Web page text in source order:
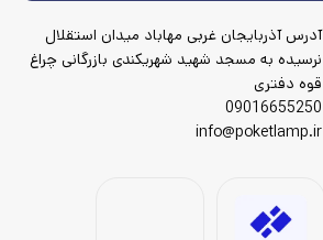
آدرس آذربایجان غربی مهاباد میدان استقلال
نرسیده به مسجد شهید شهریکندی بازرگانی چراغ
قوه دفتری
09016655250
info@poketlamp.ir